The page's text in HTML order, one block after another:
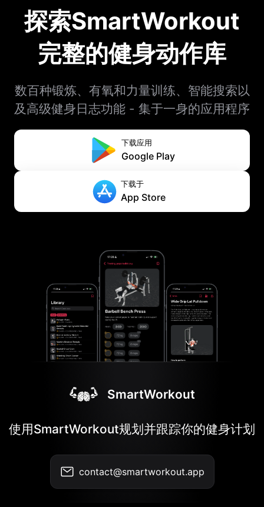
探索SmartWorkout
完整的健身动作库
数百种锻炼、有氧和力量训练、智能搜索以
及高级健身日志功能 - 集于一身的应用程序
下载应用
Google Play
下载于
App Store
SmartWorkout
使用SmartWorkout规划并跟踪你的健身计划
contact@smartworkout.app